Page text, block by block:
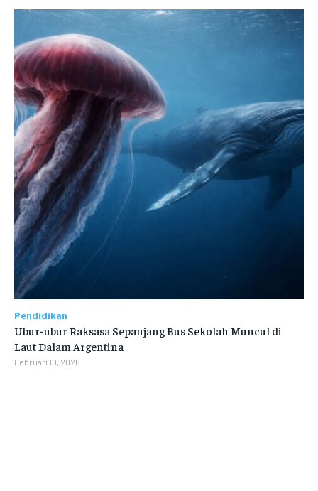
Pendidikan
Ubur-ubur Raksasa Sepanjang Bus Sekolah Muncul di
Laut Dalam Argentina
Februari 10, 2026